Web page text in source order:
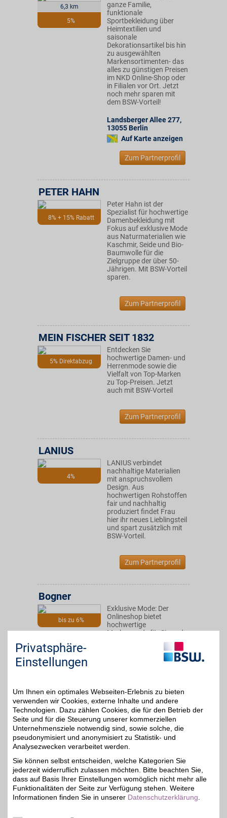
6,3 km
5%
ganze Familie,
funktionale
Sportbekleidung über
Heimtextilien und
saisonale
Dekorationsartikel bis hin
zu ausgewählten
Markensortimenten- das
alles zu günstigen Preisen
im NKD Online-Shop oder
in Filialen vor Ort. Jetzt
noch mehr sparen mit
dem BSW-Vorteil!
Landsberger Allee 277,
13055 Berlin
Auf Karte anzeigen
Zum Partnerprofil
8% + 15% Rabatt
PETER HAHN
Peter Hahn ist der
Spezialist für hochwertige
Damenbekleidung mit
Fokus auf exklusive Mode
aus Naturmaterialien wie
Kaschmir, Seide und Bio-
Baumwolle für die
Zielgruppe der über 50-
Jährigen. Mit BSW-Vorteil
sparen.
Zum Partnerprofil
5% Direktabzug
MEIN FISCHER SEIT 1832
Entdecken Sie
hochwertige Damen- und
Herrenmode sowie die
Vielfalt von Top-Marken
zu Top-Preisen. Jetzt
auch mit BSW-Vorteil
Zum Partnerprofil
4%
LANIUS
LANIUS verbindet
nachhaltige Materialien
mit anspruchsvollem
Design. Aus
hochwertigen Rohstoffen
fair und nachhaltig
produziert findet Frau
hier ihr neues Lieblingsteil
und spart zusätzlich mit
BSW-Vorteil.
Zum Partnerprofil
bis zu 6%
Bogner
Exklusive Mode: Der
Onlineshop bietet
hochwertige
Markenmode für Sie und
Ihn. Hosen, Jacken und
Schuhe in höchster
Qualität online bestellen
Zum Partnerprofil
bis zu 8%
Strellson
Strellson - Mode für
sie wollen und ihren Weg
gehen. Wer auf der Suche
nach Klarheit,
Leidenschaft und
absoluter Qualität ist, ist
Privatsphäre-
Einstellungen
Um Ihnen ein optimales Webseiten-Erlebnis zu bieten
verwenden wir Cookies, externe Inhalte und andere
Technologien. Dazu zählen Cookies, die für den Betrieb der
Seite und für die Steuerung unserer kommerziellen
Unternehmensziele notwendig sind, sowie solche, die
pseudonymisiert und anonymisiert zu Statistik- und
Analysezwecken verarbeitet werden.
Sie können selbst entscheiden, welche Kategorien Sie
jederzeit widerruflich zulassen möchten. Bitte beachten Sie,
dass auf Basis Ihrer Einstellungen womöglich nicht mehr alle
Funktionalitäten der Seite zur Verfügung stehen. Weitere
Informationen finden Sie in unserer Datenschutzerklärung